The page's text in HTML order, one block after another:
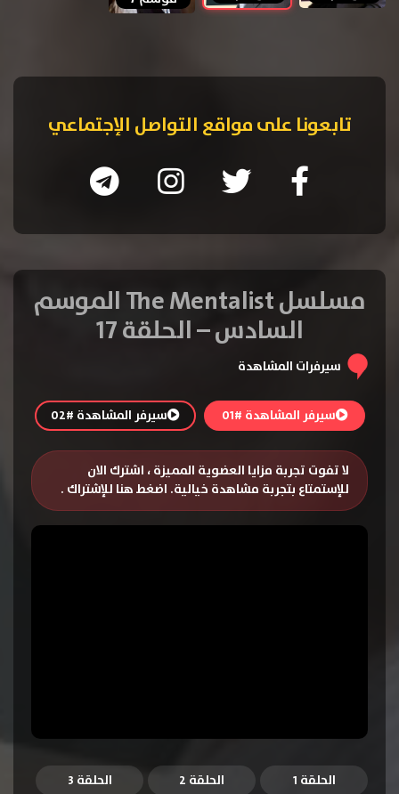
تابعونا على مواقع التواصل الإجتماعي
مسلسل The Mentalist الموسم
السادس – الحلقة 17
سيرفرات المشاهدة
سيرفر المشاهدة #01 سيرفر المشاهدة #02
لا تفوت تجربة مزايا العضوية المميزة ، اشترك الان
للإستمتاع بتجربة مشاهدة خيالية. اضغط هنا للإشتراك .
الحلقة 1 الحلقة 2
الحلقة 3